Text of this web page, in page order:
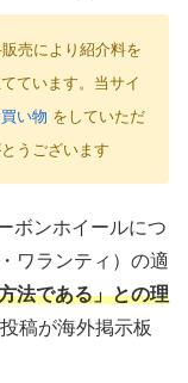
売により紹介料を
ています。当サイ
い物 をしていただ
うございます
ボンホイールにつ
ワランティ）の適
法である」との理
投稿が海外掲示板